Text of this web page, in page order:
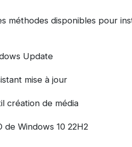
méthodes disponibles pour
Update
mise à jour
création de média
de Windows 10 22H2